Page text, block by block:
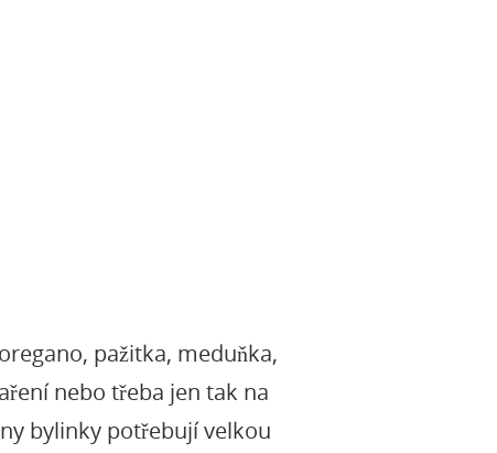
pažitka, meduňka,
nebo třeba jen tak na
bylinky potřebují velkou